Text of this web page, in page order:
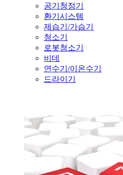
공기청정기
환기시스템
제습기/가습기
청소기
로봇청소기
비데
연수기/이온수기
드라이기